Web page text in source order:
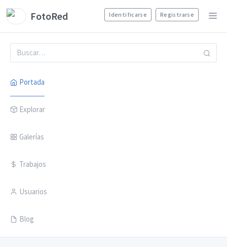
FotoRed Identificarse Registrarse
Portada
Explorar
Galerías
Trabajos
Usuarios
Blog